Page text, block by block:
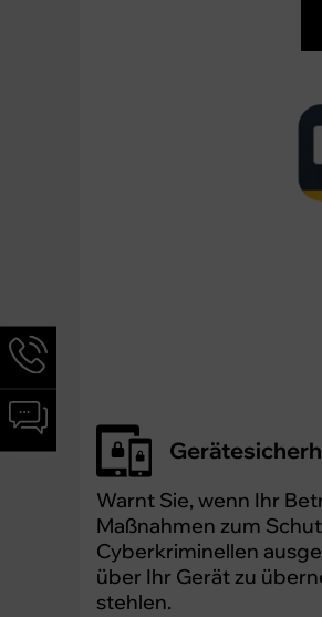
Warnt Sie, wenn Ihr
Maßnahmen zum
Cyberkriminellen
über Ihr Gerät zu
stehlen.
Hotline-
Informationen
werden
angezeigt
Chat-
Informationen
werden
angezeigt